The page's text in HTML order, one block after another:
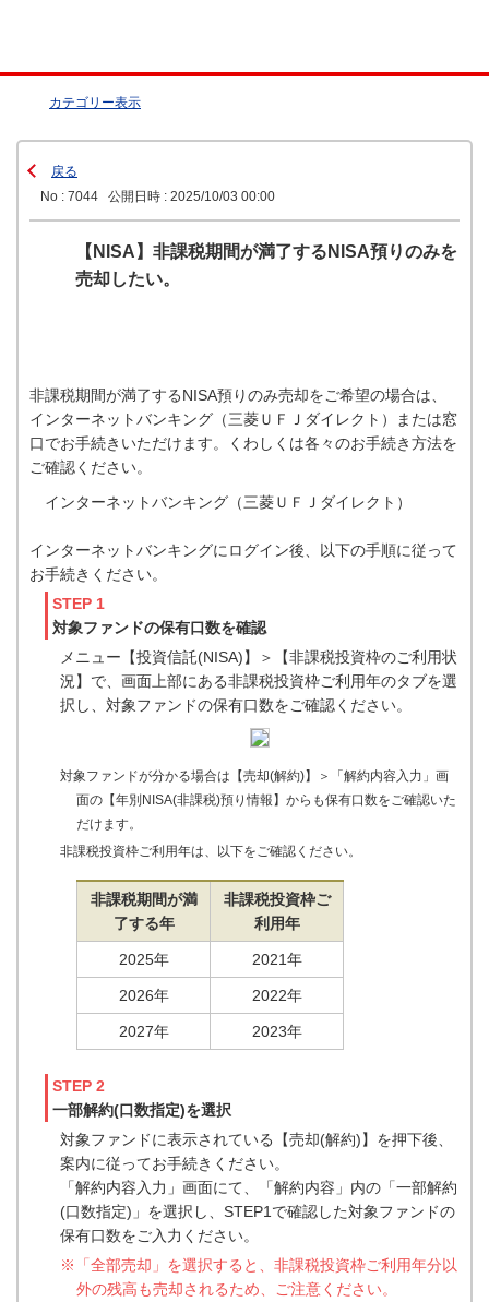
カテゴリー表示
戻る
No : 7044
公開日時 : 2025/10/03 00:00
【NISA】非課税期間が満了するNISA預りのみを
売却したい。
非課税期間が満了するNISA預りのみ売却をご希望の場合は、
インターネットバンキング（三菱ＵＦＪダイレクト）または窓
口でお手続きいただけます。くわしくは各々のお手続き方法を
ご確認ください。
インターネットバンキング（三菱ＵＦＪダイレクト）
インターネットバンキングにログイン後、以下の手順に従って
お手続きください。
STEP 1
対象ファンドの保有口数を確認
メニュー【投資信託(NISA)】＞【非課税投資枠のご利用状
況】で、画面上部にある非課税投資枠ご利用年のタブを選
択し、対象ファンドの保有口数をご確認ください。
対象ファンドが分かる場合は【売却(解約)】＞「解約内容入力」画
面の【年別NISA(非課税)預り情報】からも保有口数をご確認いた
だけます。
非課税投資枠ご利用年は、以下をご確認ください。
非課税期間が満
了する年
非課税投資枠ご
利用年
2025年 2021年
2026年 2022年
2027年 2023年
STEP 2
一部解約(口数指定)を選択
対象ファンドに表示されている【売却(解約)】を押下後、
案内に従ってお手続きください。
「解約内容入力」画面にて、「解約内容」内の「一部解約
(口数指定)」を選択し、STEP1で確認した対象ファンドの
保有口数をご入力ください。
※「全部売却」を選択すると、非課税投資枠ご利用年分以
外の残高も売却されるため、ご注意ください。